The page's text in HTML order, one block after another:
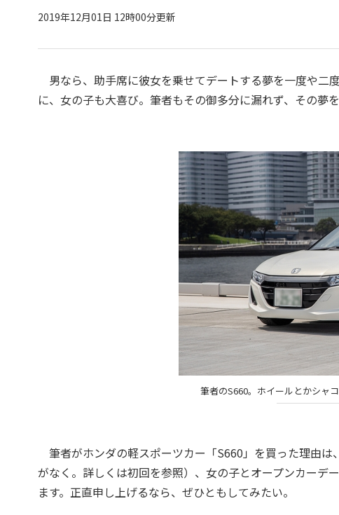
2019年12月01日 12時00分更新
男なら、助手席に彼女を乗せてデートする夢を一度や二
に、女の子も大喜び。筆者もその御多分に漏れず、その夢
筆者のS660。ホイールとかシャ
筆者がホンダの軽スポーツカー「S660」を買った理由
がなく。詳しくは初回を参照）、女の子とオープンカーデ
ます。正直申し上げるなら、ぜひともしてみたい。